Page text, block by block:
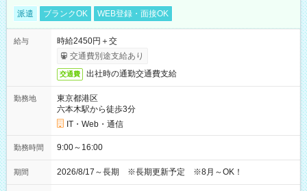
派遣 ブランクOK WEB登録・面接OK
給与
時給2450円＋交
交通費別途支給あり
交通費 出社時の通勤交通費支給
勤務地
東京都港区
六本木駅から徒歩3分
IT・Web・通信
勤務時間 9:00～16:00
期間 2026/8/17～長期 ※長期更新予定 ※8月～OK！